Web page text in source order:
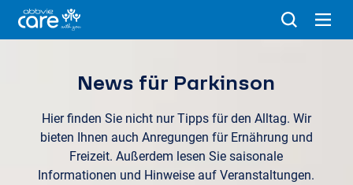
News für Parkinson
Hier finden Sie nicht nur Tipps für den Alltag. Wir
bieten Ihnen auch Anregungen für Ernährung und
Freizeit. Außerdem lesen Sie saisonale
Informationen und Hinweise auf Veranstaltungen.